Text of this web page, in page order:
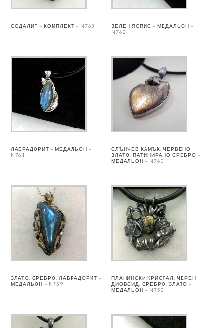
СОДАЛИТ – КОМПЛЕКТ – N763
ЗЕЛЕН ЯСПИС – МЕДАЛЬОН –
N762
ЛАБРАДОРИТ – МЕДАЛЬОН –
N761
СЛЪНЧЕВ КАМЪК, ЧЕРВЕНО
ЗЛАТО, ПАТИНИРАНО СРЕБРО –
МЕДАЛЬОН – N760
ЗЛАТО, СРЕБРО, ЛАБРАДОРИТ –
МЕДАЛЬОН – N759
ПЛАНИНСКИ КРИСТАЛ, ЧЕРЕН
ДИОБСИД, СРЕБРО, ЗЛАТО –
МЕДАЛЬОН – N758